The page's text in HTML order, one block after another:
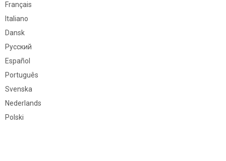
Français
Italiano
Dansk
Русский
Español
Português
Svenska
Nederlands
Polski